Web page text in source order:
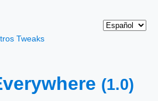
Tweaks
(1.0)